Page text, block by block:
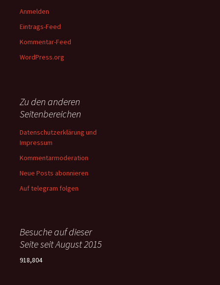
Anmelden
Eintrags-Feed
Kommentar-Feed
WordPress.org
Zu den anderen
Seitenbereichen
Datenschutzerklärung und
Impressum
Kommentarmoderation
Neue Posts abonnieren
Auf telegram folgen
Besuche auf dieser
Seite seit August 2015
918,804